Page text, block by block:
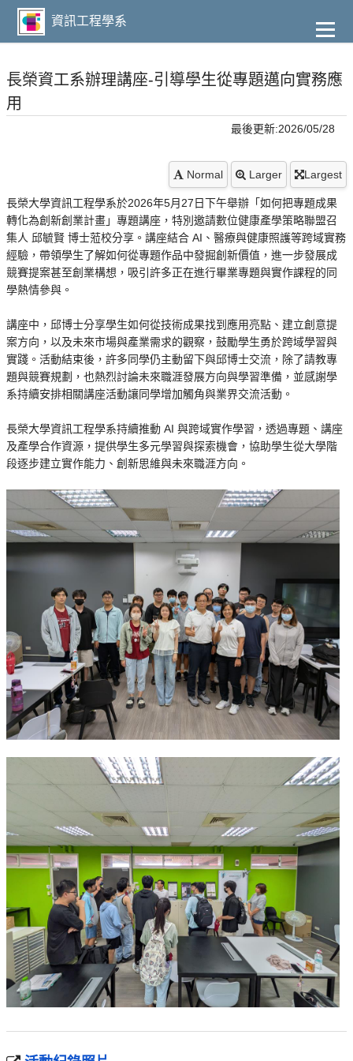
主
要
容
資訊工程學系
長榮資工系辦理講座-引導學生從專題邁向實務應
用
最後更新:2026/05/28
Normal Larger Largest
長榮大學資訊工程學系於2026年5月27日下午舉辦「如何把專題成果
轉化為創新創業計畫」專題講座，特別邀請數位健康產學策略聯盟召
集人 邱毓賢 博士蒞校分享。講座結合 AI、醫療與健康照護等跨域實務
經驗，帶領學生了解如何從專題作品中發掘創新價值，進一步發展成
競賽提案甚至創業構想，吸引許多正在進行畢業專題與實作課程的同
學熱情參與。
講座中，邱博士分享學生如何從技術成果找到應用亮點、建立創意提
案方向，以及未來市場與產業需求的觀察，鼓勵學生勇於跨域學習與
實踐。活動結束後，許多同學仍主動留下與邱博士交流，除了請教專
題與競賽規劃，也熱烈討論未來職涯發展方向與學習準備，並感謝學
系持續安排相關講座活動讓同學增加觸角與業界交流活動。
長榮大學資訊工程學系持續推動 AI 與跨域實作學習，透過專題、講座
及產學合作資源，提供學生多元學習與探索機會，協助學生從大學階
段逐步建立實作能力、創新思維與未來職涯方向。